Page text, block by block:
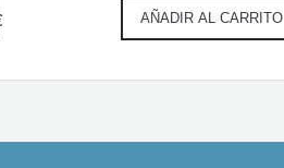
AÑADIR AL CARRITO